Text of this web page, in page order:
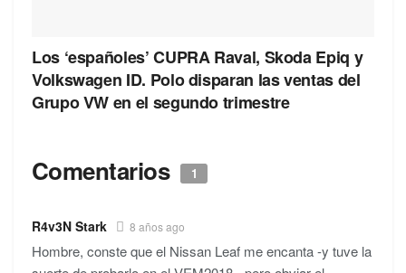
Los ‘españoles’ CUPRA Raval, Skoda Epiq y
Volkswagen ID. Polo disparan las ventas del
Grupo VW en el segundo trimestre
Comentarios 1
R4v3N Stark 8 años ago
Hombre, conste que el Nissan Leaf me encanta -y tuve la